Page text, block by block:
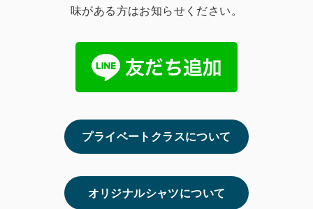
味がある方はお知らせください。
プライベートクラスについて
オリジナルシャツについて